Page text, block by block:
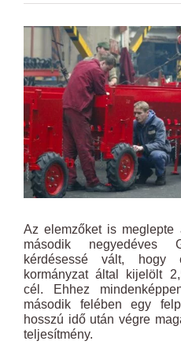
View
Larger
Image
Az elemzőket is meglepte
második negyedéves
kérdésessé vált, hogy
kormányzat által kijelölt
cél. Ehhez
második felében egy
hosszú idő után végre
teljesítmény.